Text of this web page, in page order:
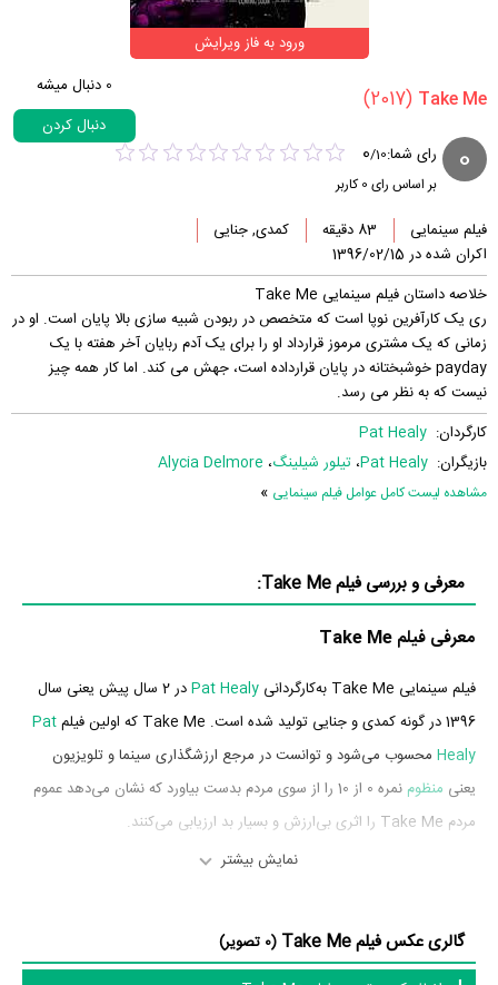
ورود به فاز ویرایش
(2017)
0 دنبال میشه
دنبال کردن
0 رای شما: 0/10
بر اساس رای 0کاربر
فیلم سینمایی 83 دقیقه
کمدی, جنایی
اکران شده در 1396/02/15
خلاصه داستان فیلم سینمایی Take Me
ری یک کارآفرین نوپا است که متخصص در ربودن شبیه سازی بالا پایان است. او در
زمانی که یک مشتری مرموز قرارداد او را برای یک آدم ربایان آخر هفته با یک
payday خوشبختانه در پایان قرارداده است، جهش می کند. اما کار همه چیز
نیست که به نظر می رسد.
کارگردان: Pat Healy
بازیگران: Pat Healy، تیلور شیلینگ، Alycia Delmore
مشاهده لیست کامل عوامل فیلم سینمایی »
معرفی و بررسی فیلم Take Me:
معرفی فیلم Take Me
فیلم سینمایی Take Me به‌کارگردانی Pat Healy
در 2 سال پیش یعنی سال
1396 در گونه کمدی و جنایی تولید شده است. Take Me که اولین فیلم
Pat
Healy محسوب می‌شود و توانست در مرجع ارزشگذاری سینما و تلویزیون
یعنی منظوم
نمره 0 از 10 را از سوی مردم بدست بیاورد که نشان می‌دهد عموم
مردم Take Me را اثری بی‌ارزش و بسیار بد ارزیابی می‌کنند.
بازیگران فیلم Take Me چه کسانی هستند؟ در Take Me بازیگرانی چون
Pat Healyدر نقش Ray Moody، تیلور شیلینگدر نقش Anna St. Blair،
نمایش بیشتر
گالری عکس فیلم Take Me
(0 تصویر)